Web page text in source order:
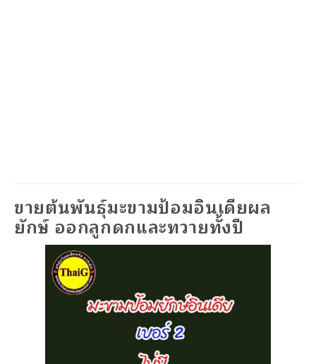
ขายต้นพันธุ์มะขามป้อมอินเดียผล
ยักษ์ ออกลูกดกและทวายทั้งปี